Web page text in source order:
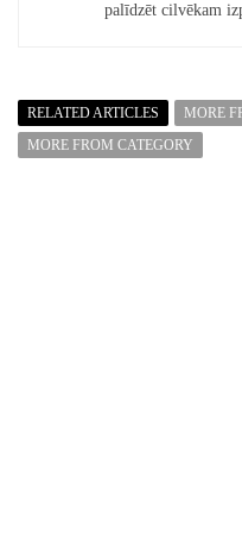
palīdzēt cilvēkam
RELATED ARTICLES
MORE
MORE FROM CATEGORY